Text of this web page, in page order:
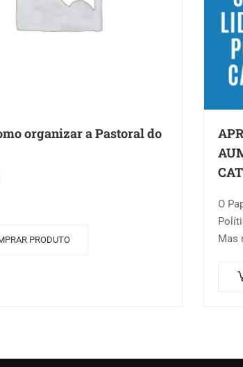
organizar a Pastoral do
PRODUTO
O
Mas